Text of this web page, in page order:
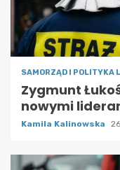
SAMORZĄD I POLITYKA
Zygmunt
nowymi
Kamila Kalinowska